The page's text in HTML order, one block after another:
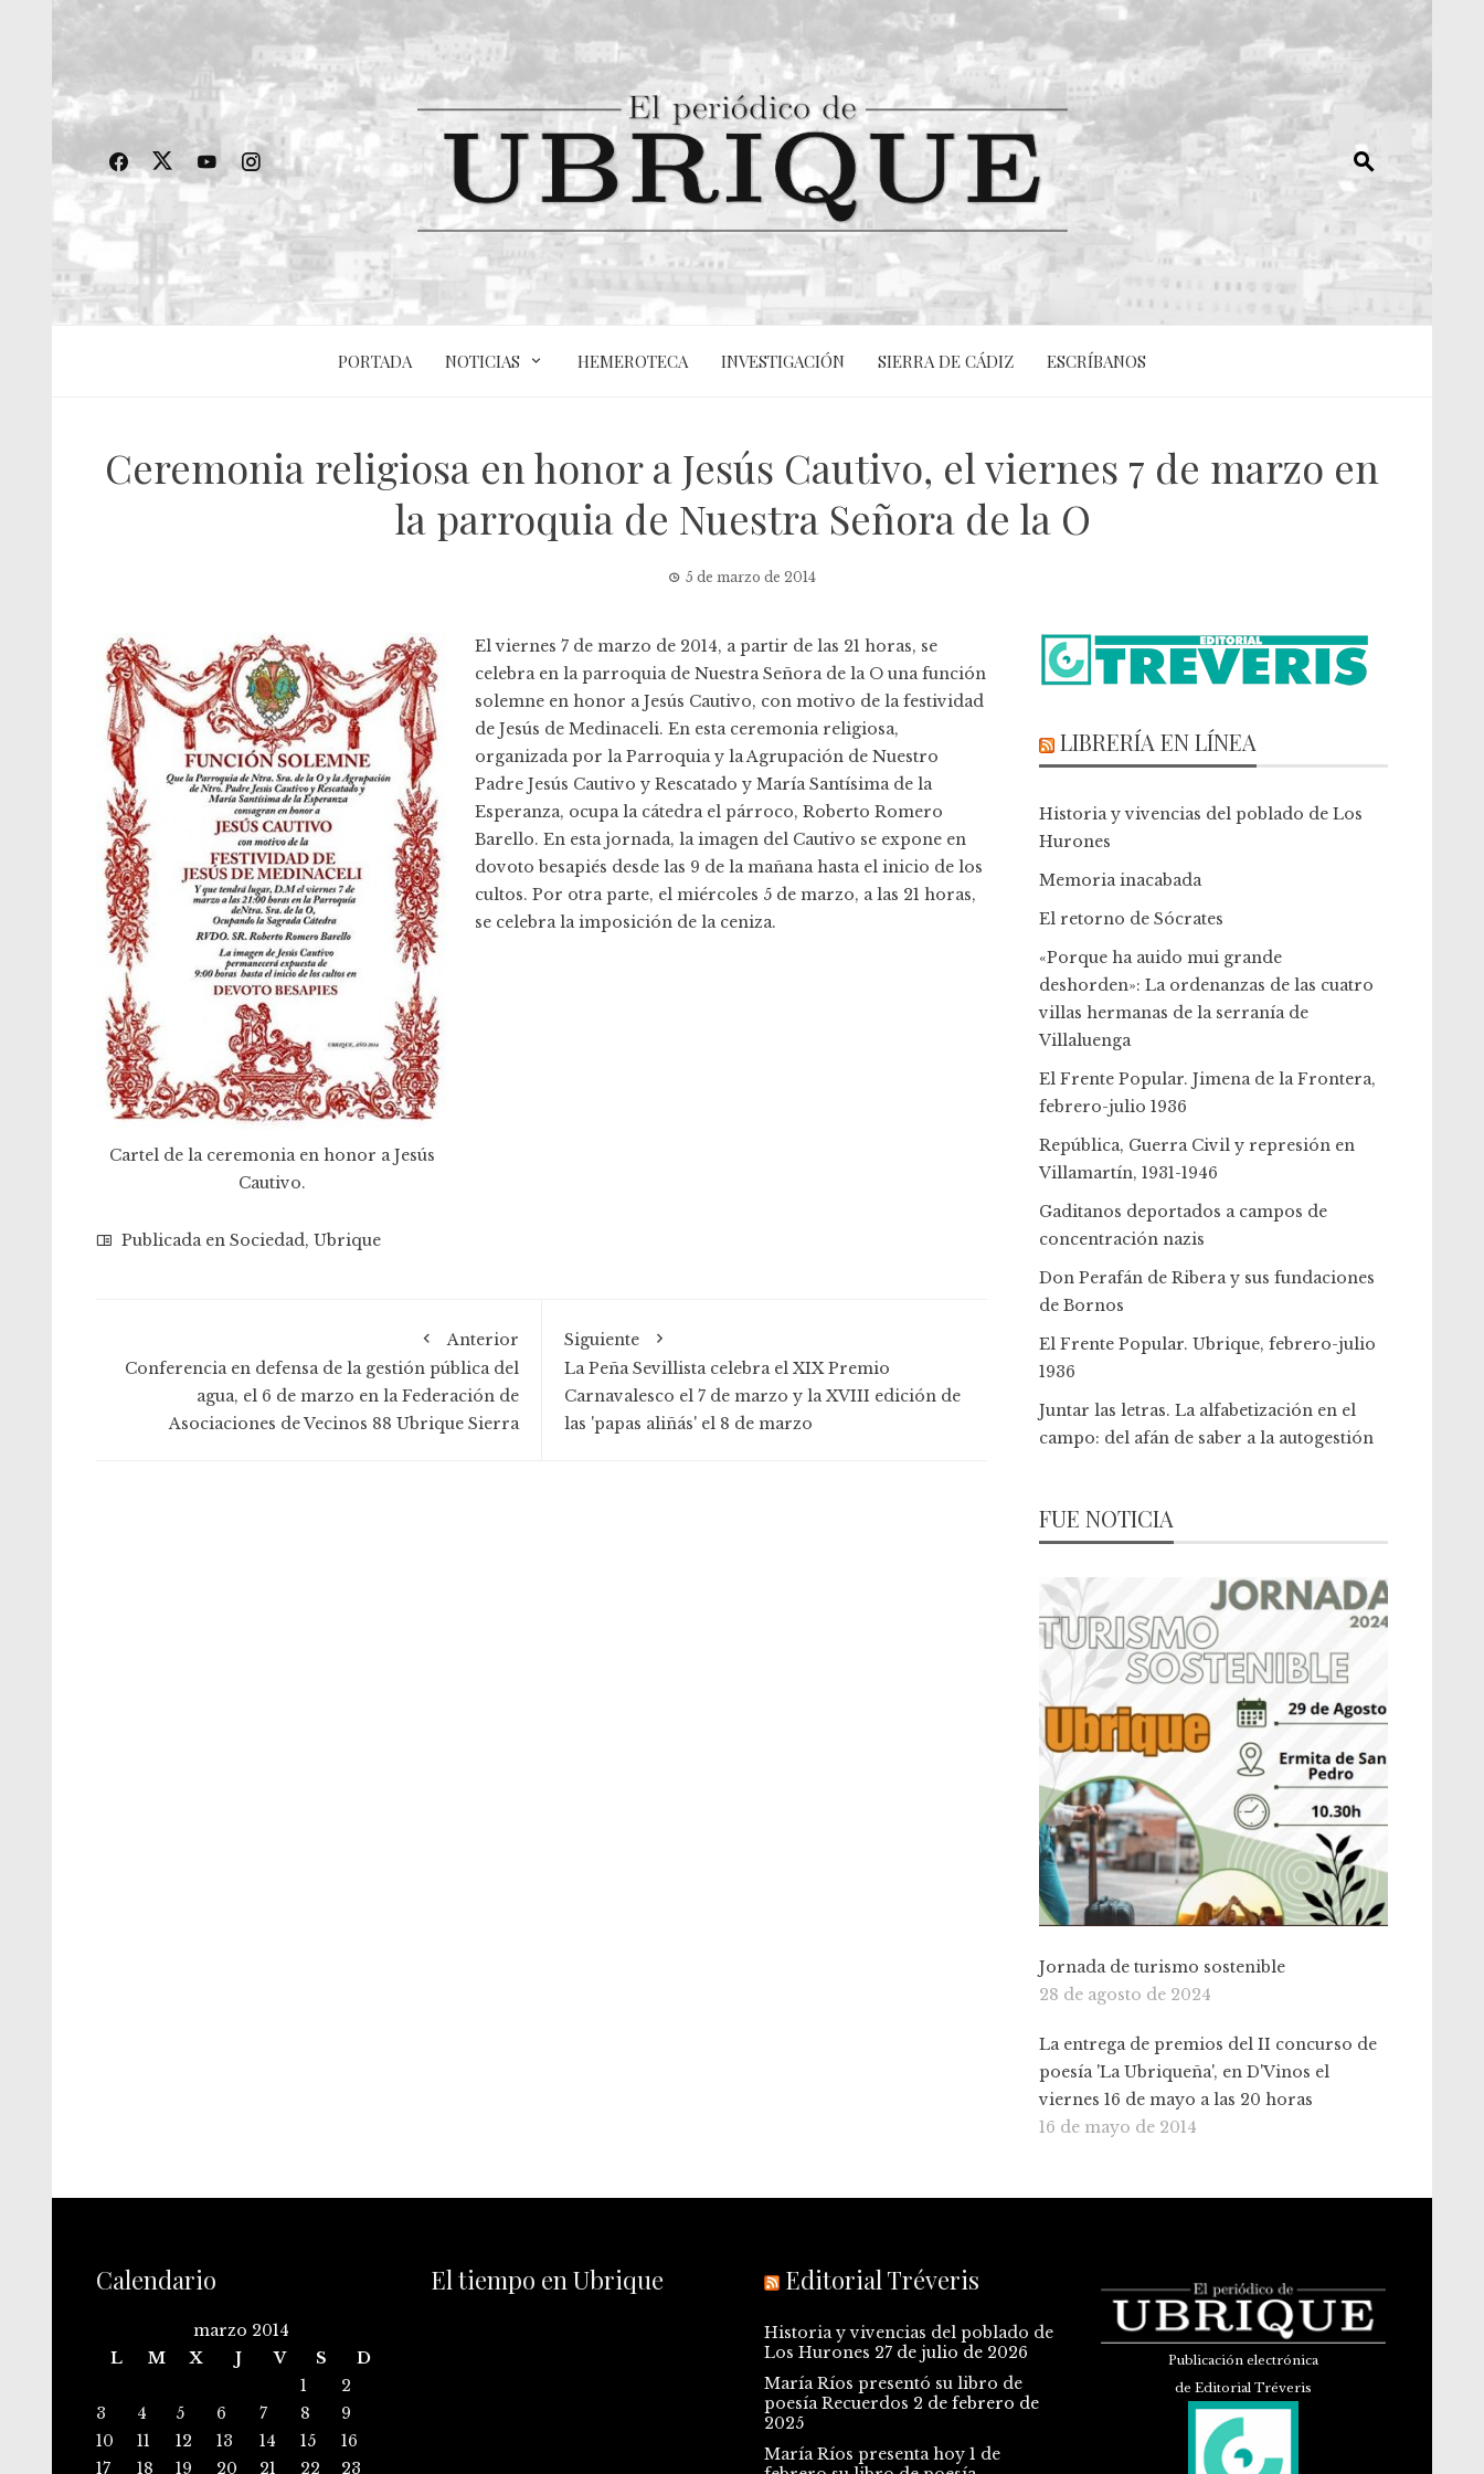
PORTADA NOTICIAS HEMEROTECA INVESTIGACIÓN SIERRA DE CÁDIZ ESCRÍBANOS
Ceremonia religiosa en honor a Jesús Cautivo, el viernes 7 de marzo en
la parroquia de Nuestra Señora de la O
5 de marzo de 2014
Cartel de la ceremonia en honor a Jesús
Cautivo.
El viernes 7 de marzo de 2014, a partir de las 21 horas, se
celebra en la parroquia de Nuestra Señora de la O una función
solemne en honor a Jesús Cautivo, con motivo de la festividad
de Jesús de Medinaceli. En esta ceremonia religiosa,
organizada por la Parroquia y la Agrupación de Nuestro
Padre Jesús Cautivo y Rescatado y María Santísima de la
Esperanza, ocupa la cátedra el párroco, Roberto Romero
Barello. En esta jornada, la imagen del Cautivo se expone en
dovoto besapiés desde las 9 de la mañana hasta el inicio de los
cultos. Por otra parte, el miércoles 5 de marzo, a las 21 horas,
se celebra la imposición de la ceniza.
Publicada en Sociedad , Ubrique
Anterior
Conferencia en defensa de la gestión pública del
agua, el 6 de marzo en la Federación de
Asociaciones de Vecinos 88 Ubrique Sierra
Siguiente
La Peña Sevillista celebra el XIX Premio
Carnavalesco el 7 de marzo y la XVIII edición de
las 'papas aliñás' el 8 de marzo
LIBRERÍA EN LÍNEA
Historia y vivencias del poblado de Los
Hurones
Memoria inacabada
El retorno de Sócrates
«Porque ha auido mui grande
deshorden»: La ordenanzas de las cuatro
villas hermanas de la serranía de
Villaluenga
El Frente Popular. Jimena de la Frontera,
febrero-julio 1936
República, Guerra Civil y represión en
Villamartín, 1931-1946
Gaditanos deportados a campos de
concentración nazis
Don Perafán de Ribera y sus fundaciones
de Bornos
El Frente Popular. Ubrique, febrero-julio
1936
Juntar las letras. La alfabetización en el
campo: del afán de saber a la autogestión
FUE NOTICIA
Jornada de turismo sostenible
28 de agosto de 2024
La entrega de premios del II concurso de
poesía 'La Ubriqueña', en D'Vinos el
viernes 16 de mayo a las 20 horas
16 de mayo de 2014
Calendario
marzo 2014
L
M X J V S
D
1
2
3
4 5 6 7 8
9
10
11 12 13 14 15
16
17
18 19 20 21 22 23
El tiempo en Ubrique Editorial Tréveris
Historia y vivencias del poblado de
Los Hurones 27 de julio de 2026
María Ríos presentó su libro de
poesía Recuerdos 2 de febrero de
2025
María Ríos presenta hoy 1 de
Publicación electrónica
de Editorial Tréveris